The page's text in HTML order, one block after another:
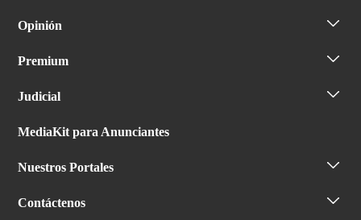
Opinión
Premium
Judicial
MediaKit para Anunciantes
Nuestros Portales
Contáctenos